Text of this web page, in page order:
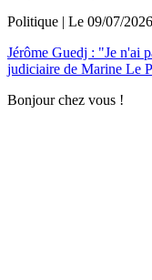
Politique | Le 09/07/2026
Jérôme Guedj : "Je n'ai
judiciaire de Marine Le
Bonjour chez vous !